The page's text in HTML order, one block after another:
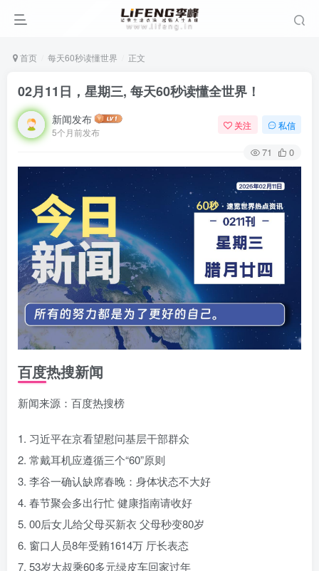
首页 每天60秒读懂世界 正文
02月11日，星期三, 每天60秒读懂全世界！
新闻发布
5个月前发布
关注 私信
71 0
百度热搜新闻
新闻来源：百度热搜榜
1. 习近平在京看望慰问基层干部群众
2. 常戴耳机应遵循三个“60”原则
3. 李谷一确认缺席春晚：身体状态不大好
4. 春节聚会多出行忙 健康指南请收好
5. 00后女儿给父母买新衣 父母秒变80岁
6. 窗口人员8年受贿1614万 厅长表态
7. 53岁大叔乘60多元绿皮车回家过年